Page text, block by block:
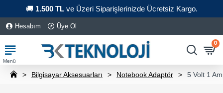
🚚 1.500 TLve Üzeri Siparişlerinizde Ücretsiz Kargo.
Hesabım Üye Ol
0
Bilgisayar Aksesuarları Notebook Adaptör 5 Volt 1